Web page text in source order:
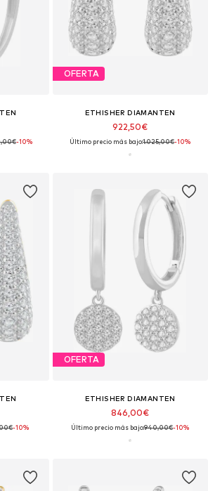
-10%
OFERTA
ETHISHER DIAMANTEN
922,50€
Último precio más bajo:1.025,00€-10%
-10%
OFERTA
ETHISHER DIAMANTEN
846,00€
Último precio más bajo:940,00€-10%